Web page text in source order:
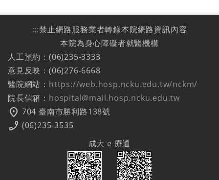
:::禁止網路服務業者轉錄本院網路資訊內容
本院為身心障礙者就醫機構
人工預約：(06)235-3333
意見反映：(06)276-6668
醫院網站： https://web.hosp.ncku.edu.tw/nckm/
院長信箱： hospital@mail.hosp.ncku.edu.tw
location_on 704 臺南市勝利路138號
phone_enabled (06)235-3535
成大 e 療通